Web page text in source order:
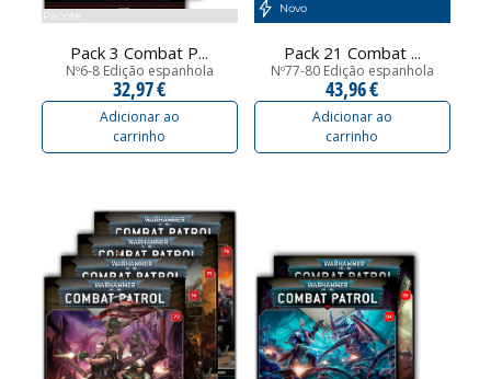
Pacote
Pack 3 Combat P...
Nº6-8 Edição espanhola
32,97 €
Adicionar ao
carrinho
Novo
Pack 21 Combat ...
Nº77-80 Edição espanhola
43,96 €
Adicionar ao
carrinho